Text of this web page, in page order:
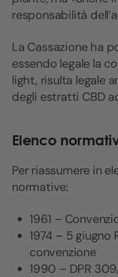
responsabilità
La Cassazione ha
essendo legale la
light, risulta legale
degli estratti CBD
Elenco
Per riassumere in
normative:
1961 –
1974 – 5 giugno
convenzione
1990 – DPR